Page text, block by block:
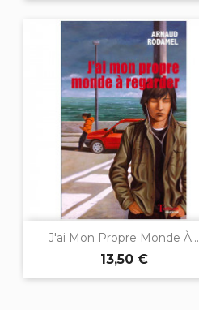
J'ai Mon Propre Monde À...
13,50 €